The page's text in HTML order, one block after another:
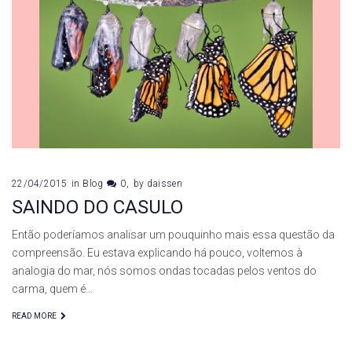
22/04/2015 in Blog 0 by daissen
SAINDO DO CASULO
Então poderíamos analisar um pouquinho mais essa questão da
compreensão. Eu estava explicando há pouco, voltemos à
analogia do mar, nós somos ondas tocadas pelos ventos do
carma, quem é…
READ MORE